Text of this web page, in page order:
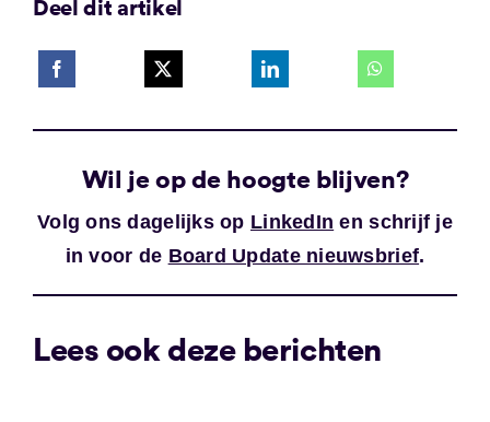
Deel dit artikel
Wil je op de hoogte blijven?
Volg ons dagelijks op LinkedIn en schrijf je
in voor de Board Update nieuwsbrief.
Lees ook deze berichten